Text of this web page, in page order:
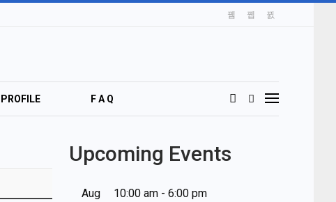
PROFILE F A Q
Upcoming Events
Aug
10:00 am- 6:00 pm